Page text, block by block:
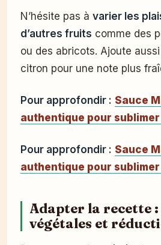
N’hésite pas à varier les
d’autres fruits comme des
ou des abricots. Ajoute
citron pour une note plus
Pour approfondir : Sauce
authentique pour
Pour approfondir : Sauce
authentique pour
Adapter la recette
végétales et